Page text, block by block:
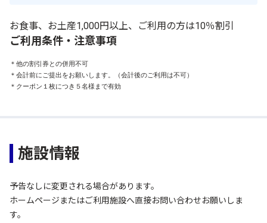
お食事、お土産1,000円以上、ご利用の方は10％割引
ご利用条件・注意事項
＊他の割引券との併用不可
＊会計前にご提出をお願いします。（会計後のご利用は不可）
＊クーポン１枚につき５名様まで有効
施設情報
予告なしに変更される場合があります。
ホームページまたはご利用施設へ直接お問い合わせお願いしま
す。